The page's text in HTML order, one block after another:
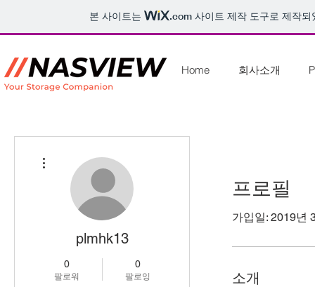
본 사이트는 .com 사이트 제작 도구로 제작
Home 회사소개
프로필
가입일: 2019년
소개
plmhk13
0
팔로워
0
팔로잉